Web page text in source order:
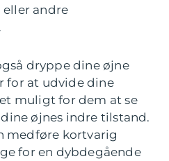
andre
dryppe dine øjne
for at udvide dine
muligt for dem at se
øjnes indre tilstand.
medføre kortvarig
for en dybdegående